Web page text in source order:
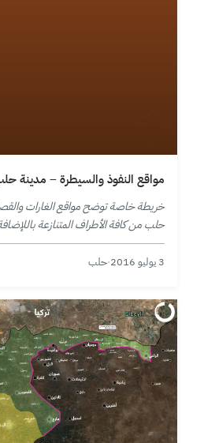
مواقع النفوذ والسيطرة – مدينة حلب – 03 تموز
خريطة خاصة توضح مواقع الغارات
حلب من كافة الأطراف المتنازعة
في المدينة ومحيطها حتى تاريخ 3 تموز 2016.
3 يوليو 2016 ·حلب